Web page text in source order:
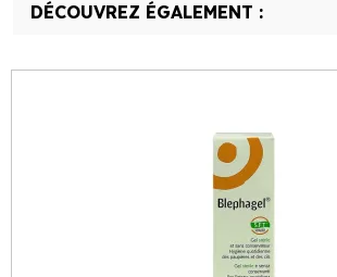
DÉCOUVREZ ÉGALEMENT :